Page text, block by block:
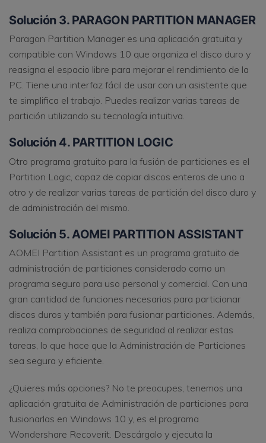
Solución 3. PARAGON PARTITION MANAGER
Paragon Partition Manager es una aplicación gratuita y
compatible con Windows 10 que organiza el disco duro y
reasigna el espacio libre para mejorar el rendimiento de la
PC. Tiene una interfaz fácil de usar con un asistente que
te simplifica el trabajo. Puedes realizar varias tareas de
partición utilizando su tecnología intuitiva.
Solución 4. PARTITION LOGIC
Otro programa gratuito para la fusión de particiones es el
Partition Logic, capaz de copiar discos enteros de uno a
otro y de realizar varias tareas de partición del disco duro y
de administración del mismo.
Solución 5. AOMEI PARTITION ASSISTANT
AOMEI Partition Assistant es un programa gratuito de
administración de particiones considerado como un
programa seguro para uso personal y comercial. Con una
gran cantidad de funciones necesarias para particionar
discos duros y también para fusionar particiones. Además,
realiza comprobaciones de seguridad al realizar estas
tareas, lo que hace que la Administración de Particiones
sea segura y eficiente.
¿Quieres más opciones? No te preocupes, tenemos una
aplicación gratuita de Administración de particiones para
fusionarlas en Windows 10 y, es el programa
Wondershare Recoverit. Descárgalo y ejecuta la